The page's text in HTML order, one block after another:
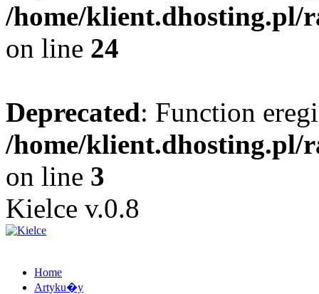
/home/klient.dhosting.pl/
on line 24
Deprecated: Function
/home/klient.dhosting.pl/
on line 3
Kielce v.0.8
Home
Artyku�y